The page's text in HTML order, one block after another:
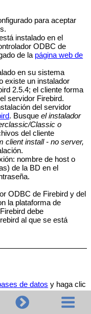
para aceptar
instalado en el
ODBC de
de la página web de
en su sistema
existe un instalador
2.5.4; el cliente forma
servidor Firebird.
del servidor
. Busqueel instalador
Classic o
del cliente
client install - no server,
nombre de host o
de la BD en el
ODBC de Firebird y del
la plataforma de
debe
al que se está
de datos y haga clic
de sistema
si tiene
haga clic en
Crear DSN